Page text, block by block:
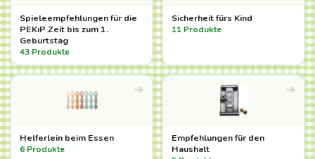
Spieleempfehlungen für die
PEKiP Zeit bis zum 1.
Geburtstag
43 Produkte
Sicherheit fürs Kind
11 Produkte
Helferlein beim Essen
6 Produkte
➔
Empfehlungen für den
Haushalt
➔